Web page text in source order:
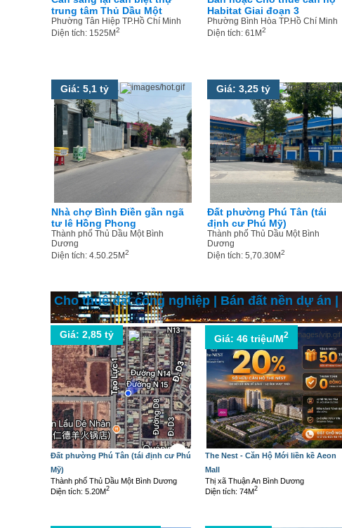
trung tâm Thủ Dầu Một
Phường Tân Hiệp TP.Hồ Chí Minh
Diện tích: 1525M2
Habitat Giai đoạn 3
Phường Bình Hòa TP.Hồ Chí Minh
Diện tích: 61M2
Giá: 5,1 tỷ
Nhà chợ Bình Điền gần ngã
tư lê Hồng Phong
Thành phố Thủ Dầu Một Bình
Dương
Diện tích: 4.50.25M2
Giá: 3,25 tỷ
Đất phường Phú Tân (tái
định cư Phú Mỹ)
Thành phố Thủ Dầu Một Bình
Dương
Diện tích: 5,70.30M2
Cho thuê đất công nghiệp Bán đất nền dự án
Giá: 2,85 tỷ
Đất phường Phú Tân (tái định cư Phú
Mỹ)
Thành phố Thủ Dầu Một Bình Dương
Diện tích: 5.20M2
Giá: 46 triệu/M2
The Nest - Căn Hộ Mới liền kề Aeon
Mall
Thị xã Thuận An Bình Dương
Diện tích: 74M2